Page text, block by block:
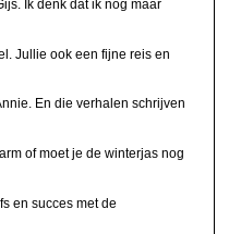
Ik denk dat ik nog maar
Jullie ook een fijne reis en
En die verhalen schrijven
of moet je de winterjas nog
en succes met de